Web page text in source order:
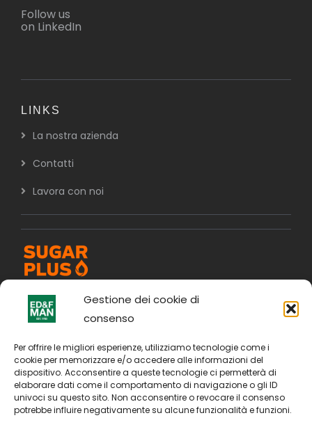
Gestione dei cookie di
consenso
Per offrire le migliori esperienze, utilizziamo tecnologie come i
cookie per memorizzare e/o accedere alle informazioni del
dispositivo. Acconsentire a queste tecnologie ci permetterà di
elaborare dati come il comportamento di navigazione o gli ID
univoci su questo sito. Non acconsentire o revocare il consenso
potrebbe influire negativamente su alcune funzionalità e funzioni.
Follow us
on LinkedIn
LINKS
La nostra azienda
Contatti
Lavora con noi